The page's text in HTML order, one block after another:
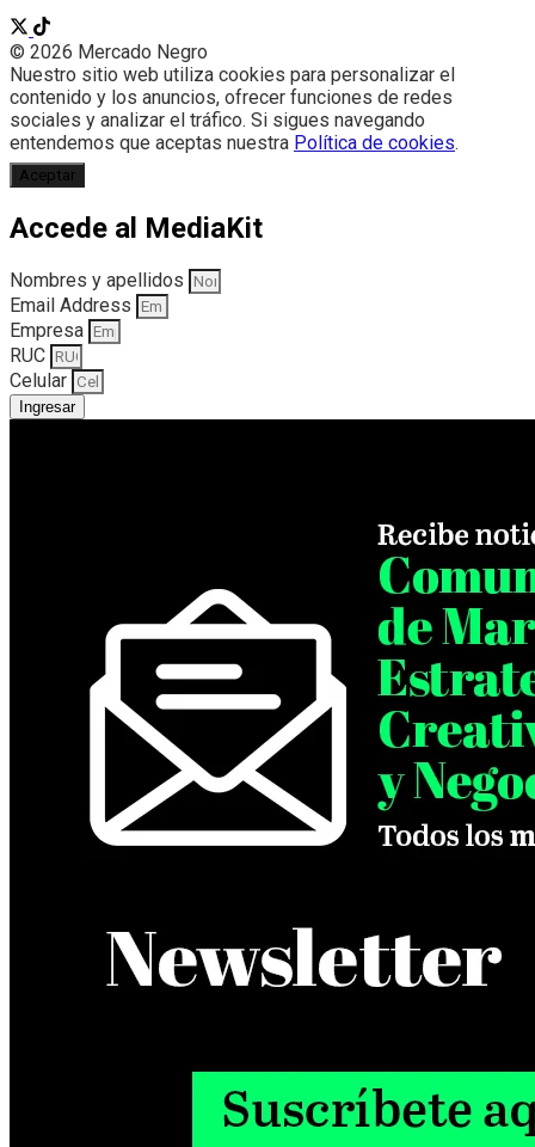
© 2026 Mercado Negro
Nuestro sitio web utiliza cookies para personalizar el
contenido y los anuncios, ofrecer funciones de redes
sociales y analizar el tráfico. Si sigues navegando
entendemos que aceptas nuestra Política de cookies.
Aceptar
Accede al MediaKit
Nombres y apellidos
Email Address
Empresa
RUC
Celular
Ingresar